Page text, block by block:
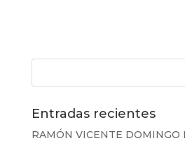
Entradas recientes
RAMÓN VICENTE DOMINGO